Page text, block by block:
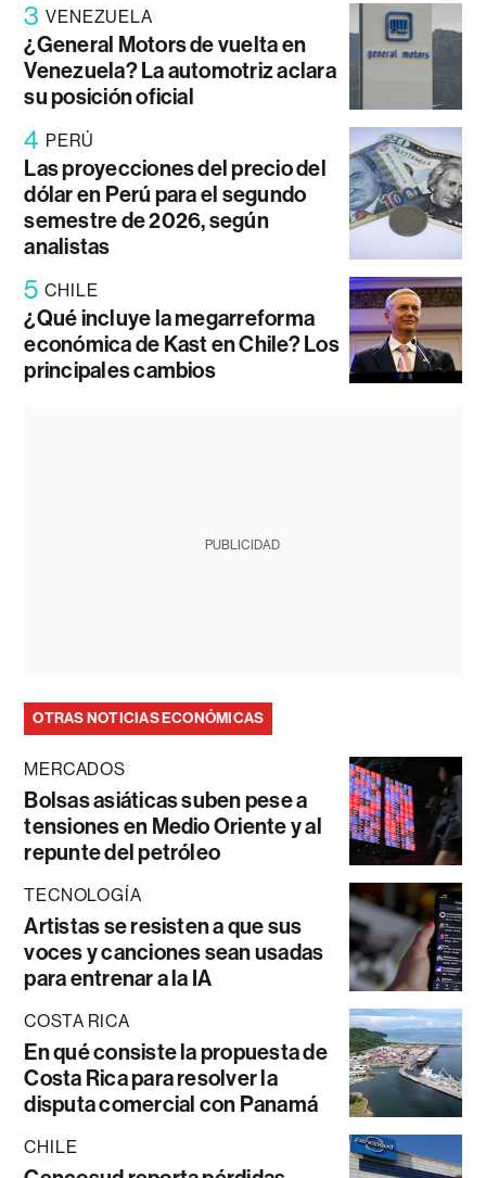
3 VENEZUELA
¿General Motors de vuelta en
Venezuela? La automotriz aclara
su posición oficial
4 PERÚ
Las proyecciones del precio del
dólar en Perú para el segundo
semestre de 2026, según
analistas
5 CHILE
¿Qué incluye la megarreforma
económica de Kast en Chile? Los
principales cambios
PUBLICIDAD
OTRAS NOTICIAS ECONÓMICAS
MERCADOS
Bolsas asiáticas suben pese a
tensiones en Medio Oriente y al
repunte del petróleo
TECNOLOGÍA
Artistas se resisten a que sus
voces y canciones sean usadas
para entrenar a la IA
COSTA RICA
En qué consiste la propuesta de
Costa Rica para resolver la
disputa comercial con Panamá
CHILE